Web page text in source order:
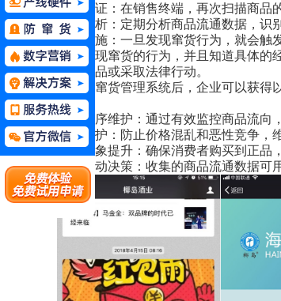
销售验证：在销售终端，再次扫描商品
数据分析：定期分析商品流通数据，识
应对措施：一旦发现窜货行为，就会触
产品出现窜货的行为，并且知道具体的
召回商品或采取法律行动。
实施防窜货管理系统后，企业可以获得
市场秩序维护：通过有效监控商品流向
利润保护：防止价格混乱和恶性竞争，
品牌形象提升：确保消费者购买到正品
数据驱动决策：收集的商品流通数据可